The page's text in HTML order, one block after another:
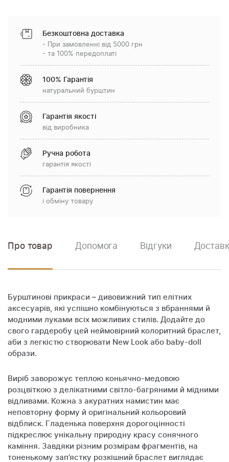
Безкоштовна доставка
- При замовленні від 5000 грн
- та 100% передоплаті
100% Гарантія
натуральний бурштин
Гарантія якості
від виробника
Ручна робота
гарантія якості
Гарантія повернення
і обміну товару
Про товар Допомога Відгуки
Бурштинові прикраси – дивовижний тип елітних
аксесуарів, які успішно комбінуються з вбраннями й
модними луками всіх можливих стилів. Додайте до
свого гардеробу цей неймовірний колоритний браслет,
аби з легкістю створювати New Look або baby-doll
образи.
Виріб заворожує теплою коньячно-медовою
розцвіткою з делікатними світло-багряними й мідними
відливами. Кожна з акуратних намистин має
неповторну форму й оригінальний кольоровий
відблиск. Гладенька поверхня дорогоцінності
підкреслює унікальну природну красу сонячного
каміння. Завдяки різним розмірам фрагментів, на
тоненькому зап’ястку розкішний браслет виглядає